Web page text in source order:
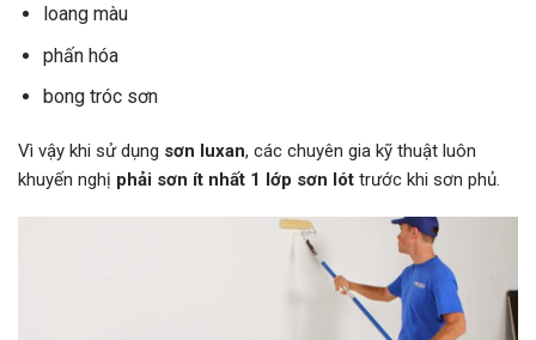
loang màu
phấn hóa
bong tróc sơn
Vì vậy khi sử dụng sơn luxan, các chuyên gia kỹ thuật luôn
khuyến nghị phải sơn ít nhất 1 lớp sơn lót trước khi sơn phủ.